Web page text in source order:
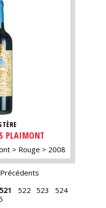
PLAIMONT
Rouge 2008
Précédents
521 522 523
524